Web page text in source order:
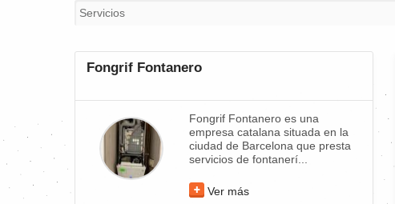
Fongrif Fontanero
Fongrif Fontanero es una
empresa catalana situada en la
ciudad de Barcelona que presta
servicios de fontanerí...
Ver más